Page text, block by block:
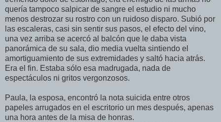
quería tampoco salpicar de sangre el estudio ni mucho
menos destrozar su rostro con un ruidoso disparo. Subió por
las escaleras, casi sin sentir sus pasos, el efecto del vino,
una vez arriba se acercó al balcón que le daba vista
panorámica de su sala, dio media vuelta sintiendo el
amortiguamiento de sus extremidades y saltó hacia atrás.
Era el fin. Estaba sólo esa madrugada, nada de
espectáculos ni gritos vergonzosos.
Paula, la esposa, encontró la nota suicida entre otros
papeles arrugados en el escritorio un mes después, apenas
una hora antes de la misa de honras.